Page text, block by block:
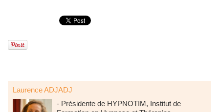
Laurence ADJADJ
- Présidente de HYPNOTIM, Institut de